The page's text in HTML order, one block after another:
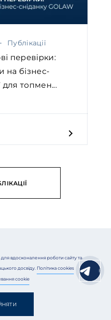
Публікації
перевірки:
на бізнес-
для топмен...
АБИ ЗНАТИ
вдосконалення роботи сайту та
досвіду. Політика cookies
cookie